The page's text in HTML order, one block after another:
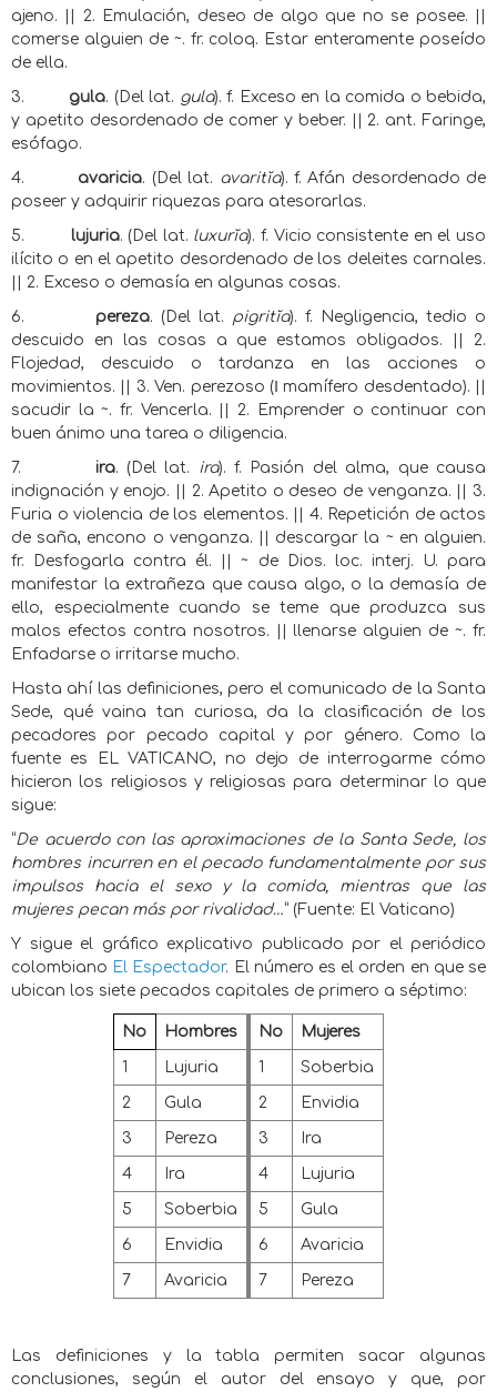
ajeno. || 2. Emulación, deseo de algo que no se posee. ||
comerse alguien de ~. fr. coloq. Estar enteramente poseído
de ella.
3. gula. (Del lat. gula). f. Exceso en la comida o bebida,
y apetito desordenado de comer y beber. || 2. ant. Faringe,
esófago.
4. avaricia. (Del lat. avaritĭa). f. Afán desordenado de
poseer y adquirir riquezas para atesorarlas.
5. lujuria. (Del lat. luxurĭa). f. Vicio consistente en el uso
ilícito o en el apetito desordenado de los deleites carnales.
|| 2. Exceso o demasía en algunas cosas.
6. pereza. (Del lat. pigritĭa). f. Negligencia, tedio o
descuido en las cosas a que estamos obligados. || 2.
Flojedad, descuido o tardanza en las acciones o
movimientos. || 3. Ven. perezoso (ǁ mamífero desdentado). ||
sacudir la ~. fr. Vencerla. || 2. Emprender o continuar con
buen ánimo una tarea o diligencia.
7. ira. (Del lat. ira). f. Pasión del alma, que causa
indignación y enojo. || 2. Apetito o deseo de venganza. || 3.
Furia o violencia de los elementos. || 4. Repetición de actos
de saña, encono o venganza. || descargar la ~ en alguien.
fr. Desfogarla contra él. || ~ de Dios. loc. interj. U. para
manifestar la extrañeza que causa algo, o la demasía de
ello, especialmente cuando se teme que produzca sus
malos efectos contra nosotros. || llenarse alguien de ~. fr.
Enfadarse o irritarse mucho.
Hasta ahí las definiciones, pero el comunicado de la Santa
Sede, qué vaina tan curiosa, da la clasificación de los
pecadores por pecado capital y por género. Como la
fuente es EL VATICANO, no dejo de interrogarme cómo
hicieron los religiosos y religiosas para determinar lo que
sigue:
“De acuerdo con las aproximaciones de la Santa Sede, los
hombres incurren en el pecado fundamentalmente por sus
impulsos hacia el sexo y la comida, mientras que las
mujeres pecan más por rivalidad…” (Fuente: El Vaticano)
Y sigue el gráfico explicativo publicado por el periódico
colombiano El Espectador. El número es el orden en que se
ubican los siete pecados capitales de primero a séptimo:
No Hombres No Mujeres
1 Lujuria 1 Soberbia
2 Gula 2 Envidia
3 Pereza 3 Ira
4 Ira 4 Lujuria
5 Soberbia 5 Gula
6 Envidia 6 Avaricia
7 Avaricia 7 Pereza
Las definiciones y la tabla permiten sacar algunas
conclusiones, según el autor del ensayo y que, por